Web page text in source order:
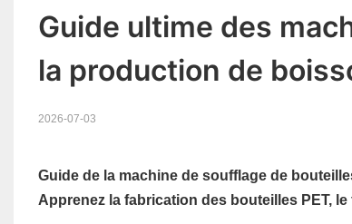
Guide ultime des
la production de
2026-07-03
Guide de la machine de soufflage de
Apprenez la fabrication des bouteilles PET,